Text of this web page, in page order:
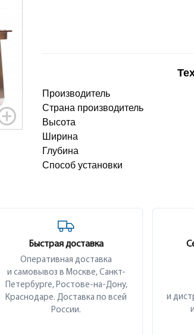
Производитель
Страна производитель
Высота
Ширина
Глубина
Способ установки
Быстрая доставка
Оперативная доставка
и самовывоз в Москве, Санкт-
Петербурге, Ростове-на-Дону,
Краснодаре. Доставка по всей
России.
и